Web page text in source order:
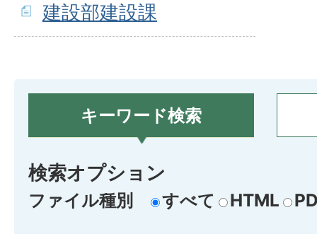
建設部建設課
キーワード検索
検索オプション
ファイル種別 すべて HTML